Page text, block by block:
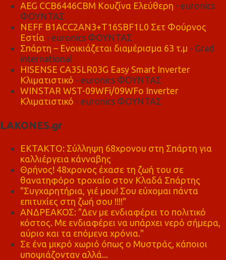
AEG CCB6446CBM Κουζίνα Ελεύθερη - euronics
ΦΟΥΝΤΑΣ
NEFF B1ACC2AN3+T16SBF1L0 Σετ Φούρνος
Εστία - euronics ΦΟΥΝΤΑΣ
Σπάρτη – Ενοικιάζεται διαμέρισμα 63 τ.μ - Grad
international
HISENSE CA35LR03G Easy Smart Inverter
Κλιματιστικό - euronics ΦΟΥΝΤΑΣ
WINSTAR WST-09WFi/09WFo Inverter
Κλιματιστικό - euronics ΦΟΥΝΤΑΣ
LAKONES.gr
ΕΚΤΑΚΤΟ: Σύλληψη 68χρονου στη Σπάρτη για
καλλιέργεια κάνναβης
Θρήνος! 48χρονος έχασε τη ζωή του σε
θανατηφόρο τροχαίο στον Κλαδά Σπάρτης
"Συγχαρητήρια, γιέ μου! Σου εύχομαι πάντα
επιτυχίες στη ζωή σου !!!!"
ΑΝΔΡΕΑΚΟΣ: "Δεν με ενδιαφέρει το πολιτικό
κόστος. Με ενδιαφέρει να υπάρχει νερό σήμερα,
αύριο και τα επόμενα χρόνια."
Σε ένα μικρό χωριό όπως ο Μυστράς, κάποιοι
υποψιάζονταν αλλά...